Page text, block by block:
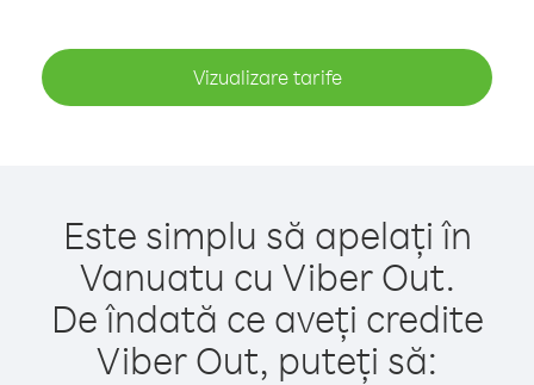
Vizualizare tarife
Este simplu să apelați în
Vanuatu cu Viber Out.
De îndată ce aveți credite
Viber Out, puteți să: